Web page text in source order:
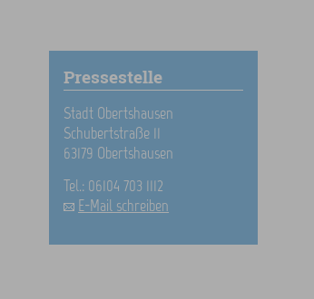
Pressestelle
Stadt Obertshausen
Schubertstraße 11
63179 Obertshausen
Tel.: 06104 703 1112
E-Mail schreiben